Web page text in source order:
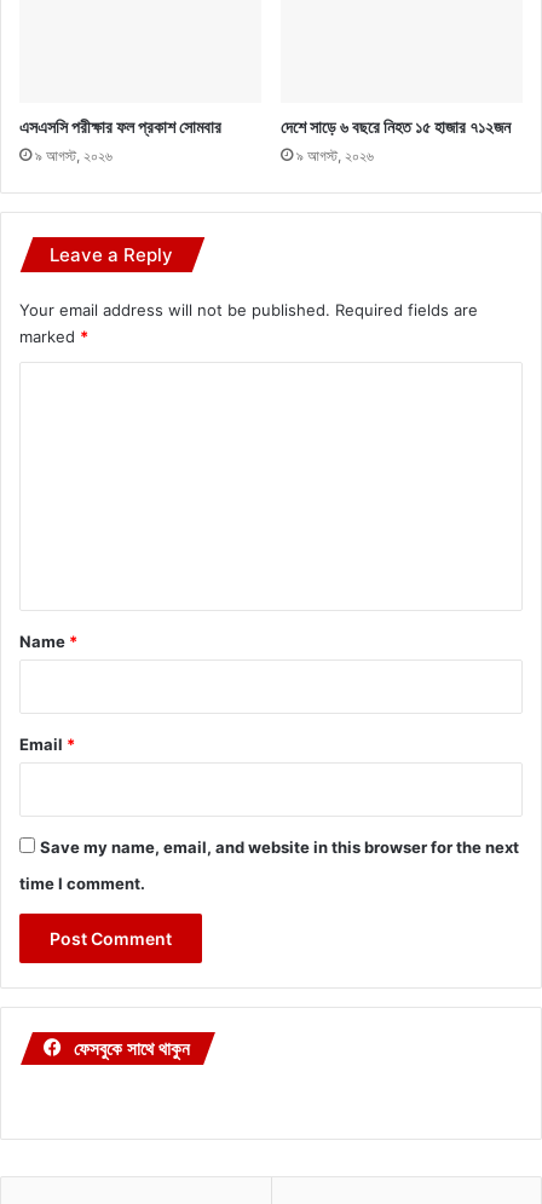
এসএসসি পরীক্ষার ফল প্রকাশ সোমবার
৯ আগস্ট, ২০২৬
দেশে সাড়ে ৬ বছরে নিহত ১৫ হাজার ৭১২জন
৯ আগস্ট, ২০২৬
Leave a Reply
Your email address will not be published. Required fields are
marked *
*
Name *
Email *
Save my name, email, and website in this browser for the next
time I comment.
ফেসবুকে সাথে থাকুন